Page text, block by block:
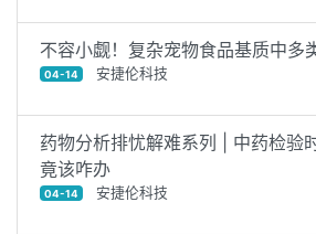
不容小觑！复杂宠物食品基质中多
04-14 安捷伦科技
药物分析排忧解难系列 | 中药检验
竟该咋办
04-14 安捷伦科技